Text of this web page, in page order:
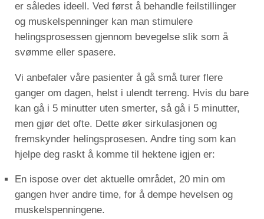
er således ideell. Ved først å behandle feilstillinger
og muskelspenninger kan man stimulere
helingsprosessen gjennom bevegelse slik som å
svømme eller spasere.
Vi anbefaler våre pasienter å gå små turer flere
ganger om dagen, helst i ulendt terreng. Hvis du bare
kan gå i 5 minutter uten smerter, så gå i 5 minutter,
men gjør det ofte. Dette øker sirkulasjonen og
fremskynder helingsprosesen. Andre ting som kan
hjelpe deg raskt å komme til hektene igjen er:
En ispose over det aktuelle området, 20 min om
gangen hver andre time, for å dempe hevelsen og
muskelspenningene.